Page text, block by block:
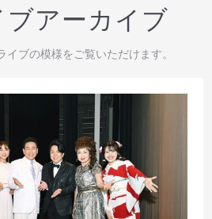
アーカイブ
ブの模様をご覧いただけます。